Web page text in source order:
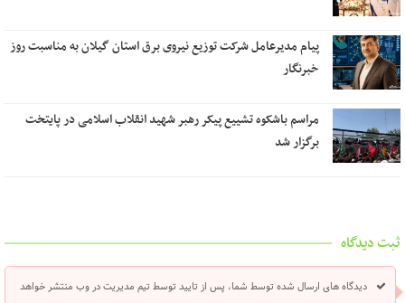
پیام مدیرعامل شرکت توزیع نیروی برق استان گیلان به مناسبت روز
خبرنگار ‌
مراسم باشکوه تشییع پیکر رهبر شهید انقلاب اسلامی در پایتخت
برگزار شد
ثبت دیدگاه
دیدگاه های ارسال شده توسط شما، پس از تایید توسط تیم مدیریت در وب منتشر خواهد